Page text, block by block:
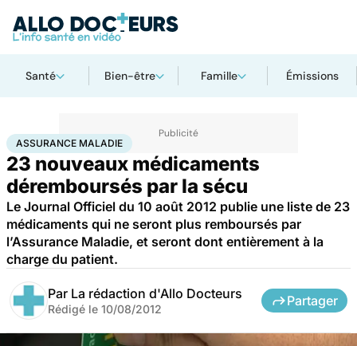
Santé Bien-être Famille Émissions
AccueilSantéSociétéÉconomie Assurance maladie
ASSURANCE MALADIE
23 nouveaux médicaments
déremboursés par la sécu
Le Journal Officiel du 10 août 2012 publie une liste de 23
médicaments qui ne seront plus remboursés par
l’Assurance Maladie, et seront dont entièrement à la
charge du patient.
Par La rédaction d'Allo Docteurs
Rédigé le 10/08/2012
Partager